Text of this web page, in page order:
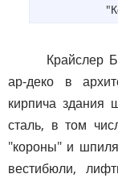
Крайслер
ар-деко в
кирпича здания
сталь, в том
"короны" и
вестибюли,